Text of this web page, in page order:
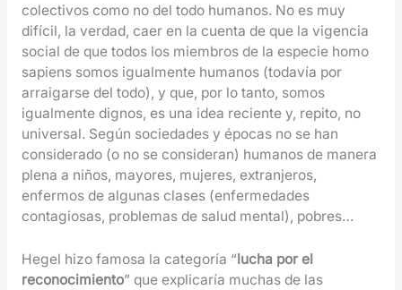
colectivos como no del todo humanos. No es muy
difícil, la verdad, caer en la cuenta de que la vigencia
social de que todos los miembros de la especie homo
sapiens somos igualmente humanos (todavía por
arraigarse del todo), y que, por lo tanto, somos
igualmente dignos, es una idea reciente y, repito, no
universal. Según sociedades y épocas no se han
considerado (o no se consideran) humanos de manera
plena a niños, mayores, mujeres, extranjeros,
enfermos de algunas clases (enfermedades
contagiosas, problemas de salud mental), pobres…
Hegel hizo famosa la categoría “lucha por el
reconocimiento” que explicaría muchas de las